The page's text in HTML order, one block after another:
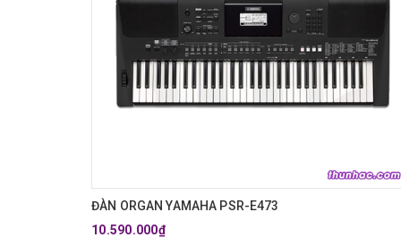
ĐÀN ORGAN YAMAHA PSR-E473
10.590.000₫